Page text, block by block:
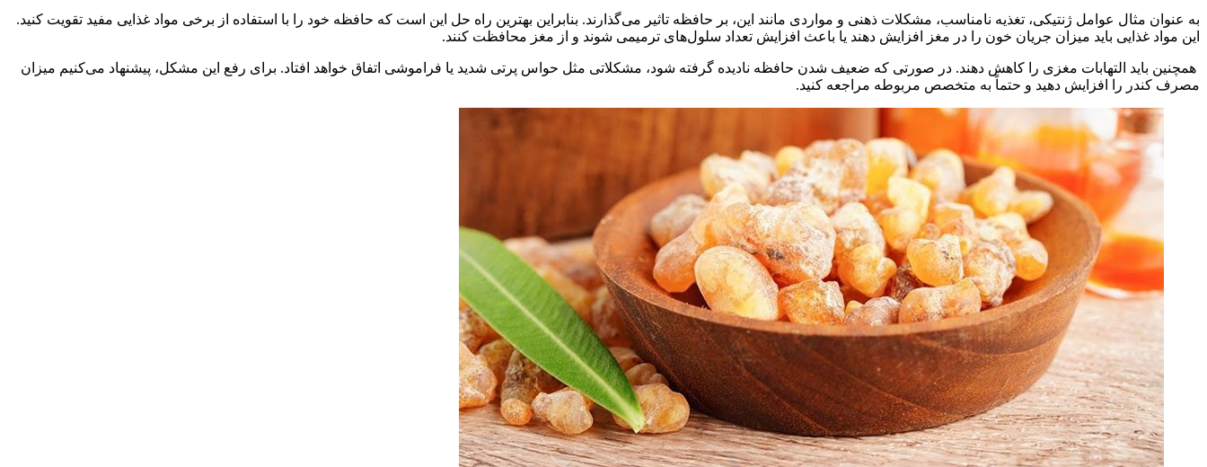
به عنوان مثال عوامل ژنتیکی، تغذیه نامناسب، مشکلات ذهنی و مواردی مانند این، بر حافظه تاثیر می‌گذارند. بنابراین بهترین راه حل این است که حافظه خود را با استفاده از برخی مواد غذایی مفید تقویت کنید.
این مواد غذایی باید میزان جریان خون را در مغز افزایش دهند یا باعث افزایش تعداد سلول‌های ترمیمی شوند و از مغز محافظت کنند.
همچنین باید التهابات مغزی را کاهش دهند. در صورتی که ضعیف شدن حافظه نادیده گرفته شود، مشکلاتی مثل حواس پرتی شدید یا فراموشی اتفاق خواهد افتاد. برای رفع این مشکل، پیشنهاد می‌کنیم میزان
مصرف کندر را افزایش دهید و حتماً به متخصص مربوطه مراجعه کنید.